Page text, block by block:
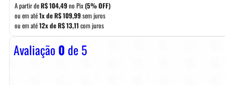
A partir deR$104,49no Pix(5% OFF)
ou em até1x deR$109,99sem juros
ou em até12x deR$13,11 com juros
Avaliação0 de 5